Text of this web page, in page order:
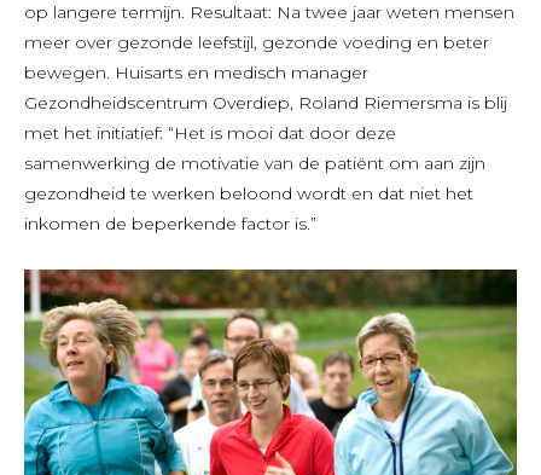
op langere termijn. Resultaat: Na twee jaar weten mensen
meer over gezonde leefstijl, gezonde voeding en beter
bewegen. Huisarts en medisch manager
Gezondheidscentrum Overdiep, Roland Riemersma is blij
met het initiatief: “Het is mooi dat door deze
samenwerking de motivatie van de patiënt om aan zijn
gezondheid te werken beloond wordt en dat niet het
inkomen de beperkende factor is.”